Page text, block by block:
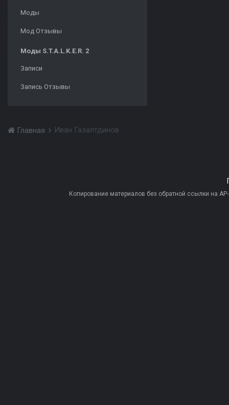
Моды
Мод Отзывы
Моды S.T.A.L.K.E.R. 2
Записи
Запись Отзывы
Главная Иван Газалтдинов
Копирование материалов без обратной ссылки на